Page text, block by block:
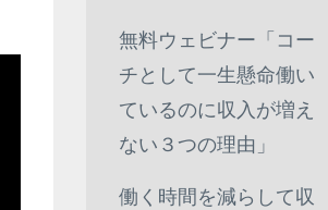
無料ウェビナー「コー
チとして一生懸命働い
ているのに収入が増え
ない３つの理由」
働く時間を減らして収